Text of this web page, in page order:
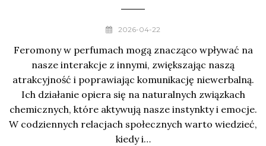
2026-04-22
Feromony w perfumach mogą znacząco wpływać na
nasze interakcje z innymi, zwiększając naszą
atrakcyjność i poprawiając komunikację niewerbalną.
Ich działanie opiera się na naturalnych związkach
chemicznych, które aktywują nasze instynkty i emocje.
W codziennych relacjach społecznych warto wiedzieć,
kiedy i…